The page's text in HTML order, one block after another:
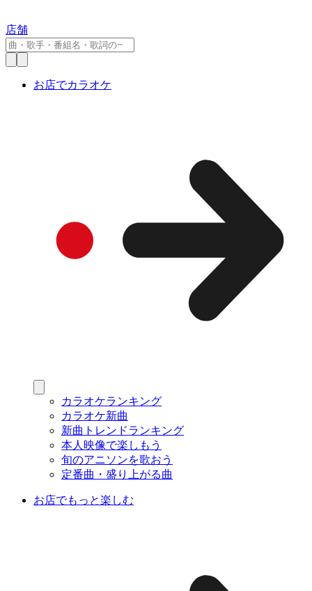
店舗
お店でカラオケ
カラオケランキング
カラオケ新曲
新曲トレンドランキング
本人映像で楽しもう
旬のアニソンを歌おう
定番曲・盛り上がる曲
お店でもっと楽しむ